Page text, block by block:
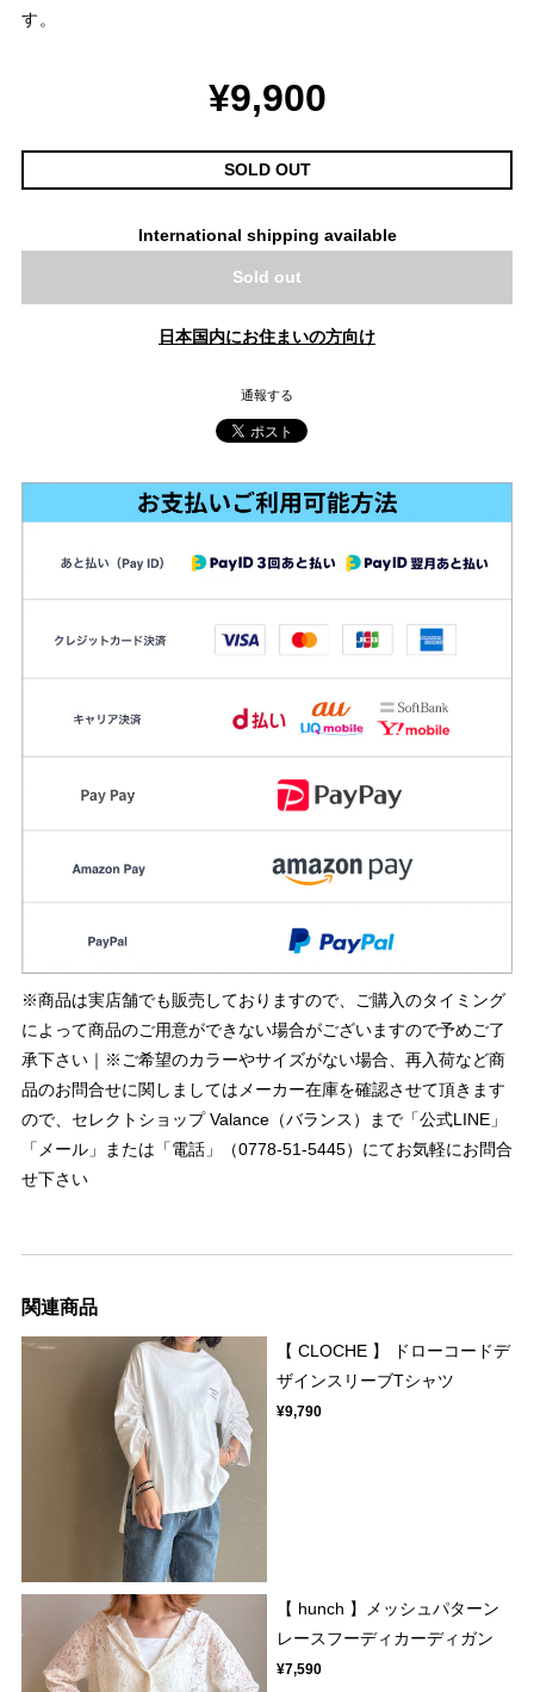
す。
¥9,900
SOLD OUT
International shipping available
Sold out
日本国内にお住まいの方向け
通報する
※商品は実店舗でも販売しておりますので、ご購入のタイミング
によって商品のご用意ができない場合がございますので予めご了
承下さい｜※ご希望のカラーやサイズがない場合、再入荷など商
品のお問合せに関しましてはメーカー在庫を確認させて頂きます
ので、セレクトショップ Valance（バランス）まで「公式LINE」
「メール」または「電話」（0778-51-5445）にてお気軽にお問合
せ下さい
関連商品
【 CLOCHE 】 ドローコードデ
ザインスリーブTシャツ
¥9,790
【 hunch 】メッシュパターン
レースフーディカーディガン
¥7,590